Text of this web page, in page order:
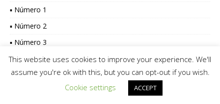
▪ Número 1
▪ Número 2
▪ Número 3
▪ Número 4
▪ Número 5
This website uses cookies to improve your experience. We'll
assume you're ok with this, but you can opt-out if you wish.
Cookie settings
ACCEPT